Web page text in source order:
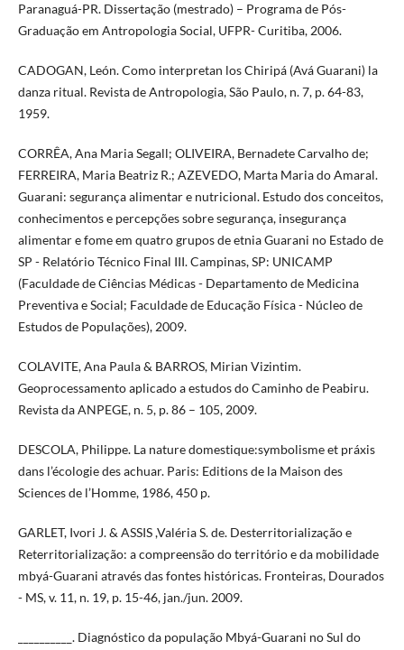
Paranaguá-PR. Dissertação (mestrado) – Programa de Pós-
Graduação em Antropologia Social, UFPR- Curitiba, 2006.
CADOGAN, León. Como interpretan los Chiripá (Avá Guarani) la
danza ritual. Revista de Antropologia, São Paulo, n. 7, p. 64-83,
1959.
CORRÊA, Ana Maria Segall; OLIVEIRA, Bernadete Carvalho de;
FERREIRA, Maria Beatriz R.; AZEVEDO, Marta Maria do Amaral.
Guarani: segurança alimentar e nutricional. Estudo dos conceitos,
conhecimentos e percepções sobre segurança, insegurança
alimentar e fome em quatro grupos de etnia Guarani no Estado de
SP - Relatório Técnico Final III. Campinas, SP: UNICAMP
(Faculdade de Ciências Médicas - Departamento de Medicina
Preventiva e Social; Faculdade de Educação Física - Núcleo de
Estudos de Populações), 2009.
COLAVITE, Ana Paula & BARROS, Mirian Vizintim.
Geoprocessamento aplicado a estudos do Caminho de Peabiru.
Revista da ANPEGE, n. 5, p. 86 – 105, 2009.
DESCOLA, Philippe. La nature domestique:symbolisme et práxis
dans l’écologie des achuar. Paris: Editions de la Maison des
Sciences de l’Homme, 1986, 450 p.
GARLET, Ivori J. & ASSIS ,Valéria S. de. Desterritorialização e
Reterritorialização: a compreensão do território e da mobilidade
mbyá-Guarani através das fontes históricas. Fronteiras, Dourados
- MS, v. 11, n. 19, p. 15-46, jan./jun. 2009.
__________. Diagnóstico da população Mbyá-Guarani no Sul do